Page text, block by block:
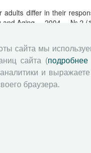
differ in their
Aging. – 2004. – № 2
and economic growth:
A. Mason, 2015.
since 1945 [Text] / R.
at the Zero
viewpoints/whats-
сайта мы
сайта (
и выражаете
браузера.